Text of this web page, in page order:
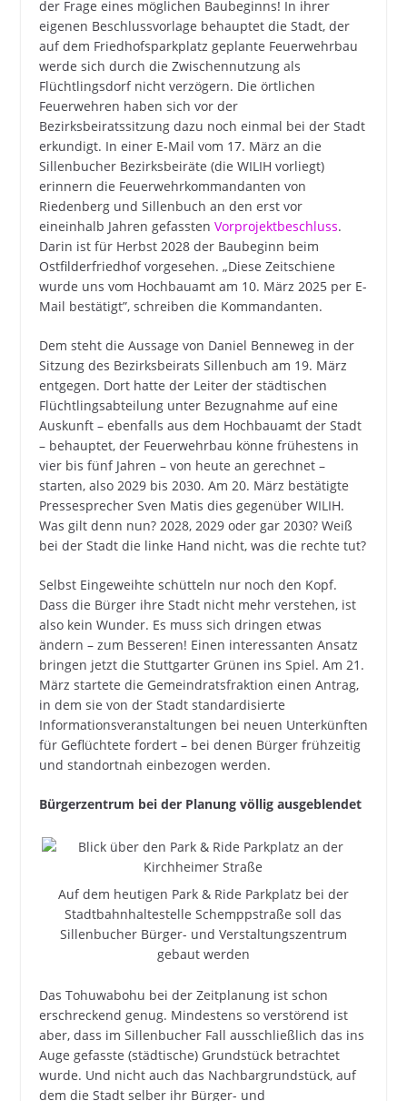
der Frage eines möglichen Baubeginns! In ihrer
eigenen Beschlussvorlage behauptet die Stadt, der
auf dem Friedhofsparkplatz geplante Feuerwehrbau
werde sich durch die Zwischennutzung als
Flüchtlingsdorf nicht verzögern. Die örtlichen
Feuerwehren haben sich vor der
Bezirksbeiratssitzung dazu noch einmal bei der Stadt
erkundigt. In einer E-Mail vom 17. März an die
Sillenbucher Bezirksbeiräte (die WILIH vorliegt)
erinnern die Feuerwehrkommandanten von
Riedenberg und Sillenbuch an den erst vor
eineinhalb Jahren gefassten Vorprojektbeschluss.
Darin ist für Herbst 2028 der Baubeginn beim
Ostfilderfriedhof vorgesehen. „Diese Zeitschiene
wurde uns vom Hochbauamt am 10. März 2025 per E-
Mail bestätigt”, schreiben die Kommandanten.
Dem steht die Aussage von Daniel Benneweg in der
Sitzung des Bezirksbeirats Sillenbuch am 19. März
entgegen. Dort hatte der Leiter der städtischen
Flüchtlingsabteilung unter Bezugnahme auf eine
Auskunft – ebenfalls aus dem Hochbauamt der Stadt
– behauptet, der Feuerwehrbau könne frühestens in
vier bis fünf Jahren – von heute an gerechnet –
starten, also 2029 bis 2030. Am 20. März bestätigte
Pressesprecher Sven Matis dies gegenüber WILIH.
Was gilt denn nun? 2028, 2029 oder gar 2030? Weiß
bei der Stadt die linke Hand nicht, was die rechte tut?
Selbst Eingeweihte schütteln nur noch den Kopf.
Dass die Bürger ihre Stadt nicht mehr verstehen, ist
also kein Wunder. Es muss sich dringen etwas
ändern – zum Besseren! Einen interessanten Ansatz
bringen jetzt die Stuttgarter Grünen ins Spiel. Am 21.
März startete die Gemeindratsfraktion einen Antrag,
in dem sie von der Stadt standardisierte
Informationsveranstaltungen bei neuen Unterkünften
für Geflüchtete fordert – bei denen Bürger frühzeitig
und standortnah einbezogen werden.
Bürgerzentrum bei der Planung völlig ausgeblendet
Auf dem heutigen Park & Ride Parkplatz bei der
Stadtbahnhaltestelle Schemppstraße soll das
Sillenbucher Bürger- und Verstaltungszentrum
gebaut werden
Das Tohuwabohu bei der Zeitplanung ist schon
erschreckend genug. Mindestens so verstörend ist
aber, dass im Sillenbucher Fall ausschließlich das ins
Auge gefasste (städtische) Grundstück betrachtet
wurde. Und nicht auch das Nachbargrundstück, auf
dem die Stadt selber ihr Bürger- und